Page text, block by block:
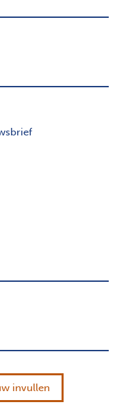
invullen